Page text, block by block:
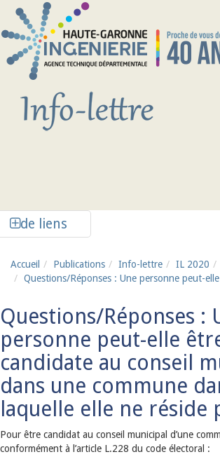
Aller au contenu principal
de liens
Accueil Publications Info-lettre IL 2020
Questions/Réponses : Une personne peut-
Questions/Réponses :
personne peut-elle
candidate au conseil
dans une commune
laquelle elle ne réside
Pour être candidat au conseil municipal d’une
conformément à l’article L.228 du code électoral :